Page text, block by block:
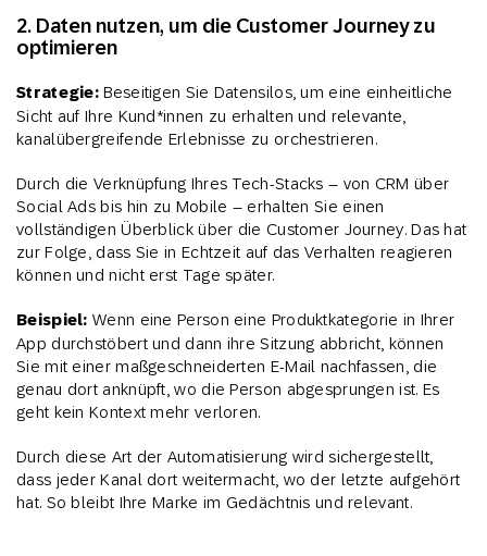
2. Daten nutzen, um die Customer Journey zu
optimieren
Strategie: Beseitigen Sie Datensilos, um eine einheitliche
Sicht auf Ihre Kund*innen zu erhalten und relevante,
kanalübergreifende Erlebnisse zu orchestrieren.
Durch die Verknüpfung Ihres Tech-Stacks – von CRM über
Social Ads bis hin zu Mobile – erhalten Sie einen
vollständigen Überblick über die Customer Journey. Das hat
zur Folge, dass Sie in Echtzeit auf das Verhalten reagieren
können und nicht erst Tage später.
Beispiel: Wenn eine Person eine Produktkategorie in Ihrer
App durchstöbert und dann ihre Sitzung abbricht, können
Sie mit einer maßgeschneiderten E-Mail nachfassen, die
genau dort anknüpft, wo die Person abgesprungen ist. Es
geht kein Kontext mehr verloren.
Durch diese Art der Automatisierung wird sichergestellt,
dass jeder Kanal dort weitermacht, wo der letzte aufgehört
hat. So bleibt Ihre Marke im Gedächtnis und relevant.